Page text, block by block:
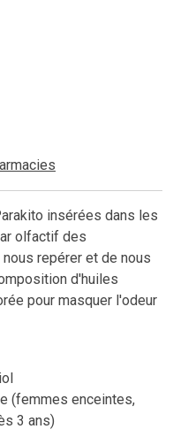
insérées dans les
olfactif des
repérer et de nous
d'huiles
pour masquer l'odeur
(femmes enceintes,
3 ans)